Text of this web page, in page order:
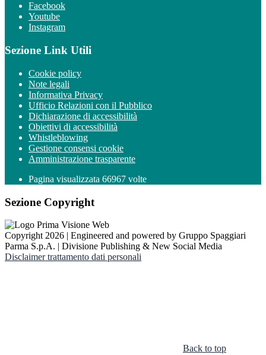
Facebook
Youtube
Instagram
Sezione Link Utili
Cookie policy
Note legali
Informativa Privacy
Ufficio Relazioni con il Pubblico
Dichiarazione di accessibilità
Obiettivi di accessibilità
Whistleblowing
Gestione consensi cookie
Amministrazione trasparente
Pagina visualizzata 66967 volte
Sezione Copyright
Copyright 2026 | Engineered and powered by Gruppo Spaggiari
Parma S.p.A. | Divisione Publishing & New Social Media
Disclaimer trattamento dati personali
Back to top